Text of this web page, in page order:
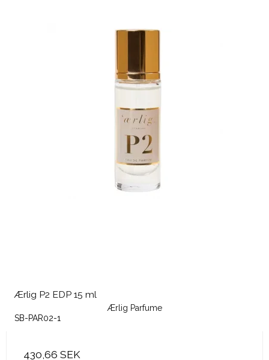
Ærlig P2 EDP 15 ml
Ærlig Parfume
SB-PAR02-1
430,66 SEK